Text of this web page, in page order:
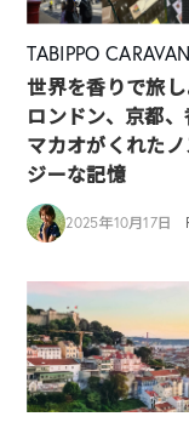
TABIPPO CARAVAN
世界を香りで旅し
ロンドン、京都、
マカオがくれた
ジーな記憶
2025年10月17日